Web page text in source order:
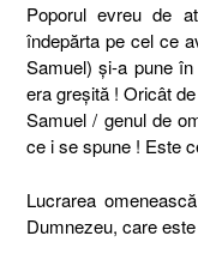
Poporul evreu de
îndepărta pe cel ce
Samuel) şi-a pune
era greşită ! Oricât
Samuel / genul de
ce i se spune ! Este
Lucrarea
Dumnezeu, care